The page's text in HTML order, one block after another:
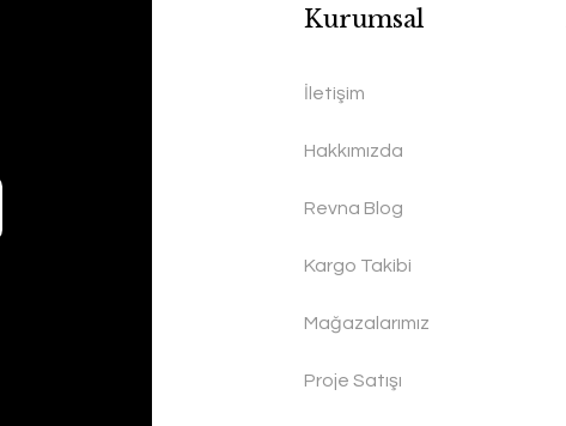
Kurumsal
İletişim
Hakkımızda
Revna Blog
Kargo Takibi
Mağazalarımız
Proje Satışı